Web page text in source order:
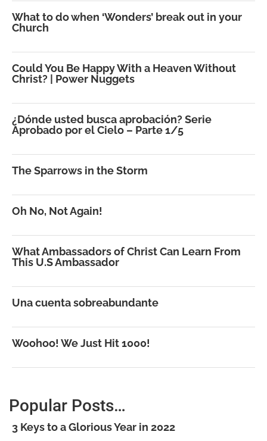
What to do when ‘Wonders’ break out in your
Church
Could You Be Happy With a Heaven Without
Christ? | Power Nuggets
¿Dónde usted busca aprobación? Serie
Aprobado por el Cielo – Parte 1/5
The Sparrows in the Storm
Oh No, Not Again!
What Ambassadors of Christ Can Learn From
This U.S Ambassador
Una cuenta sobreabundante
Woohoo! We Just Hit 1000!
Popular Posts…
3 Keys to a Glorious Year in 2022